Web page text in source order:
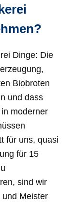
Dinge: Die
Biobroten
und dass
moderner
für uns, quasi
für 15
sind wir
Meister